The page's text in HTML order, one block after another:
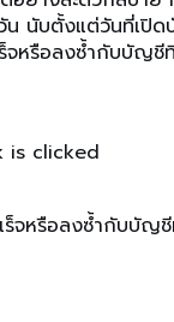
นับตั้งแต่วันที่เปิ
ร็จหรือลงซ้ำกับบั
างธนาคารฯตรว
is clicked
เร็จหรือลงซ้ำกับบัญ